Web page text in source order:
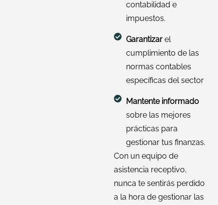
contabilidad e
impuestos.
Garantizar el
cumplimiento de las
normas contables
específicas del sector
Mantente informado
sobre las mejores
prácticas para
gestionar tus finanzas.
Con un equipo de
asistencia receptivo,
nunca te sentirás perdido
a la hora de gestionar las